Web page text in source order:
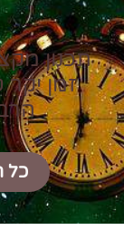
תכנון
זמן יקר
כל